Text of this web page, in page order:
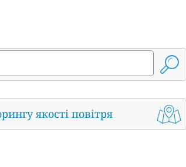
якості повітря